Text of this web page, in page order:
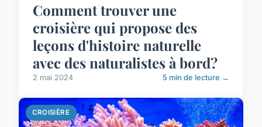
Comment trouver une
croisière qui propose des
leçons d'histoire naturelle
avec des naturalistes à bord?
2 mai 2024 5 min de lecture →
CROISIÈRE